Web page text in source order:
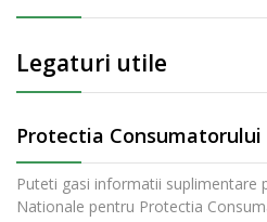
Legaturi utile
Protectia Consumatorului
Puteti gasi informatii suplimentare
Nationale pentru Protectia